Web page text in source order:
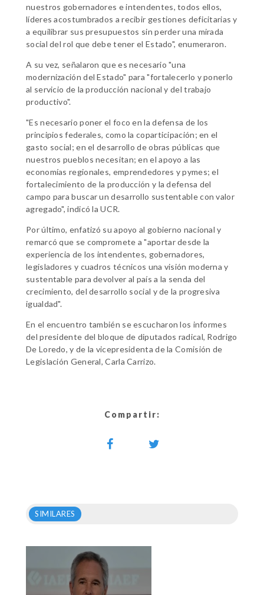
nuestros gobernadores e intendentes, todos ellos,
líderes acostumbrados a recibir gestiones deficitarias y
a equilibrar sus presupuestos sin perder una mirada
social del rol que debe tener el Estado", enumeraron.
A su vez, señalaron que es necesario "una
modernización del Estado" para "fortalecerlo y ponerlo
al servicio de la producción nacional y del trabajo
productivo".
"Es necesario poner el foco en la defensa de los
principios federales, como la coparticipación; en el
gasto social; en el desarrollo de obras públicas que
nuestros pueblos necesitan; en el apoyo a las
economías regionales, emprendedores y pymes; el
fortalecimiento de la producción y la defensa del
campo para buscar un desarrollo sustentable con valor
agregado", indicó la UCR.
Por último, enfatizó su apoyo al gobierno nacional y
remarcó que se compromete a "aportar desde la
experiencia de los intendentes, gobernadores,
legisladores y cuadros técnicos una visión moderna y
sustentable para devolver al país a la senda del
crecimiento, del desarrollo social y de la progresiva
igualdad".
En el encuentro también se escucharon los informes
del presidente del bloque de diputados radical, Rodrigo
De Loredo, y de la vicepresidenta de la Comisión de
Legislación General, Carla Carrizo.
Compartir:
SIMILARES